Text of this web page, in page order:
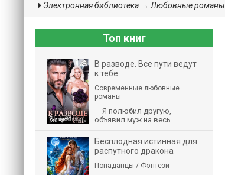
Электронная библиотека → Любовные романы
Топ книг
В разводе. Все пути ведут
к тебе
Современные любовные
романы
— Я полюбил другую, —
объявил муж на весь...
Бесплодная истинная для
распутного дракона
Попаданцы / Фэнтези